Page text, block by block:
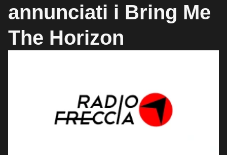
annunciati i Bring Me
The Horizon